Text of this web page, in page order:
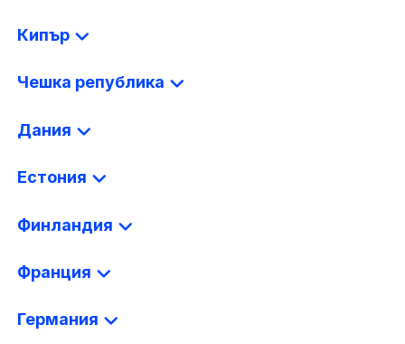
Кипър
Чешка република
Дания
Естония
Финландия
Франция
Германия